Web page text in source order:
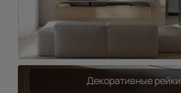
Декоративные рейки